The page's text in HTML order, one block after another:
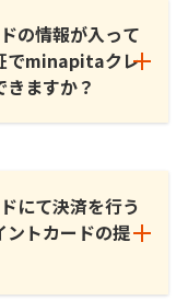
の情報が入って
でminapitaクレ
ますか？
にて決済を行う
ントカードの提